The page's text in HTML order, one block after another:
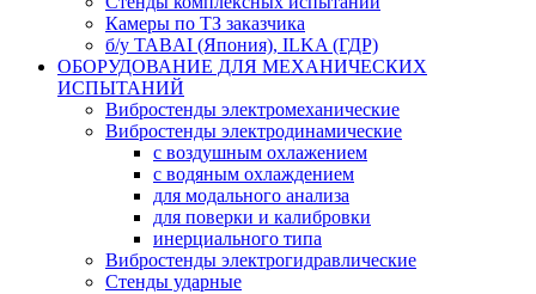
Камеры по ТЗ заказчика
б/у TABAI (Япония), ILKA (ГДР)
ОБОРУДОВАНИЕ ДЛЯ МЕХАНИЧЕСКИХ
ИСПЫТАНИЙ
Вибростенды электромеханические
Вибростенды электродинамические
с воздушным охлажением
с водяным охлаждением
для модального анализа
для поверки и калибровки
инерциального типа
Вибростенды электрогидравлические
Стенды ударные